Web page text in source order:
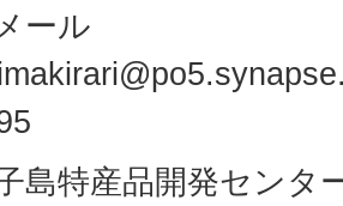
ール
島特産品開発センタ